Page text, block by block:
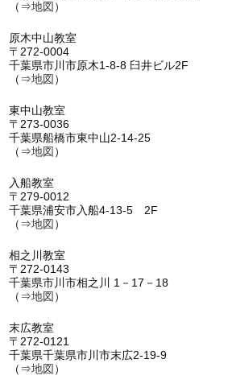
（⇒地図 ）
原木中山教室
〒272-0004
千葉県市川市原木1-8-8 臼井ビル2F
（⇒地図 ）
東中山教室
〒273-0036
千葉県船橋市東中山2-14-25
（⇒地図 ）
入船教室
〒279-0012
千葉県浦安市入船4-13-5 2F
（⇒地図 ）
相之川教室
〒272-0143
千葉県市川市相之川 1－17－18
（⇒地図 ）
末広教室
〒272-0121
千葉県千葉県市川市末広2-19-9
（⇒地図 ）